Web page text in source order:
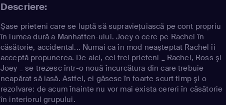
Descriere:
Şase prieteni care se luptă să supravieţuiască pe cont propriu
în lumea dură a Manhatten-ului. Joey o cere pe Rachel în
căsătorie, accidental... Numai ca în mod neaşteptat Rachel îi
acceptă propunerea. De aici, cei trei prieteni _ Rachel, Ross şi
Joey _ se trezesc într-o nouă încurcătura din care trebuie
neapărat să iasă. Astfel, ei găsesc în foarte scurt timp şi o
rezolvare: de acum înainte nu vor mai exista cereri în căsătorie
în interiorul grupului.